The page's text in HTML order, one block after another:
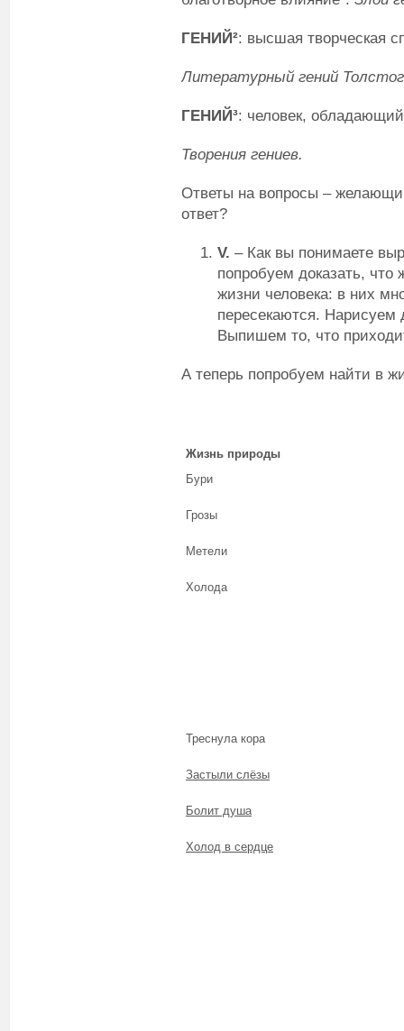
ГЕНИЙ²: высшая творческая
Литературный гений
ГЕНИЙ³: человек,
Творения гениев.
Ответы на вопросы –
ответ?
V. – Как вы понимаете
попробуем доказать,
жизни человека: в них
пересекаются.
Выпишем то, что
А теперь попробуем найти в
Жизнь природы
Бури
Грозы
Метели
Холода
Треснула кора
Застыли слёзы
Болит душа
Холод в сердце